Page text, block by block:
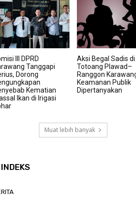
III DPRD
Tanggapi
Dorong
Kematian
Ikan di Irigasi
Aksi Begal Sadis
Totoang Plawad–
Ranggon
Keamanan Publik
Dipertanyakan
Muat lebih banyak
INDEKS